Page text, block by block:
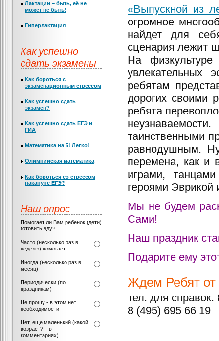
«Выпускной из
огромное
найдет для
сценария лежит
На
увлекательных
ребятам
дорогих своими
ребята
таинственными
равнодушным.
перемена, как и
играми,
героями Эврикой
Мы не будем
Сами!
Наш праздник
Подарите ему
Ждем Ребят от
тел. для справок:
8 (495) 695 66 19
Лактации – быть, её не
может не быть!
Гиперлактация
Как успешно
сдать экзамены
Как бороться с
экзаменационным стрессом
Как успешно сдать
экзамен?
Как успешно сдать ЕГЭ и
ГИА
Математика на 5! Легко!
Олимпийская математика
Как бороться со стрессом
накануне ЕГЭ?
Наш опрос
Помогает ли Вам ребенок (дети)
готовить еду?
Часто (несколько раз в
неделю) помогает
Иногда (несколько раз в
месяц)
Периодически (по
праздникам)
Не прошу - в этом нет
необходимости
Нет, еще маленький (какой
возраст? – в
комментариях)